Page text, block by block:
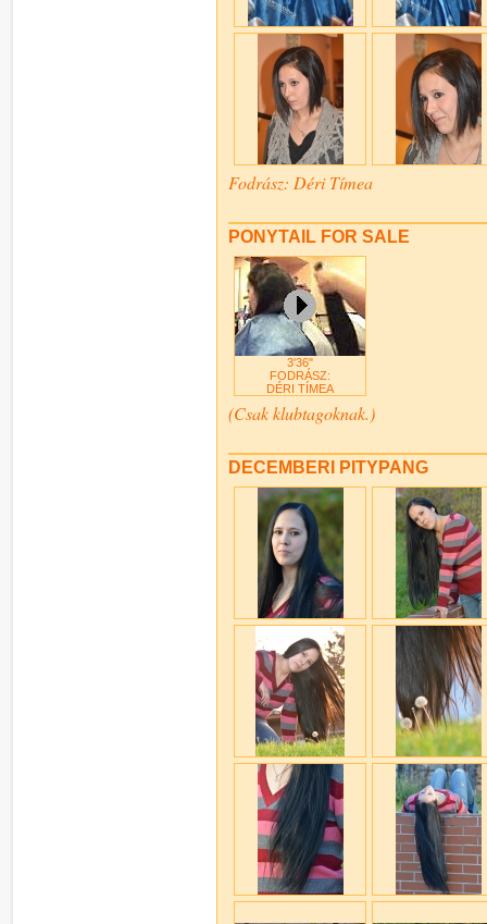
Fodrász: Déri Tímea
PONYTAIL FOR SALE
3'36"
FODRÁSZ:
DÉRI TÍMEA
(Csak klubtagoknak.)
DECEMBERI PITYPANG